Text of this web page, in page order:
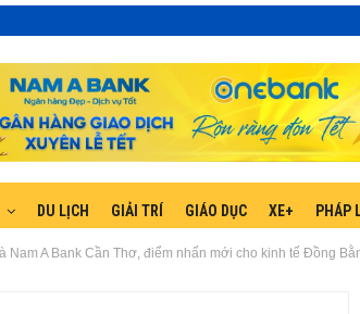
DU LỊCH GIẢI TRÍ GIÁO DỤC XE+ PHÁP
Nam A Bank Cần Thơ, điểm nhấn mới cho kinh tế Đồng